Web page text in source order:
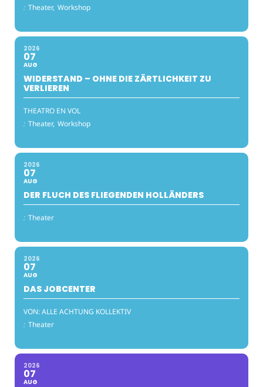
: Theater, Workshop
2026
07
AUG
WIDERSTAND – OHNE DIE ZÄRTLICHKEIT ZU
VERLIEREN
THEATRO EN VOL
: Theater, Workshop
2026
07
AUG
DER FLUCH DES FLIEGENDEN HOLLÄNDERS
: Theater
2026
07
AUG
DAS JOBCENTER
VON: ALLE ACHTUNG KOLLEKTIV
: Theater
2026
07
AUG